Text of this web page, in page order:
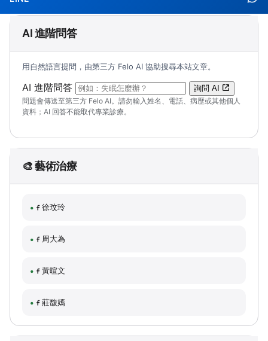
AI 進階問答
用自然語言提問，由第三方 Felo AI 協助搜尋本站文章。
AI 進階問答 （可輸入自然語言問題；送出後會開啟 Felo
詢問 AI
問題會傳送至第三方 Felo AI。請勿輸入姓名、電話、病歷或其他個人
資料；AI 回答不能取代專業診療。
🎨 藝術治療
徐玟玲
周大為
黃暄文
莊馥嫣